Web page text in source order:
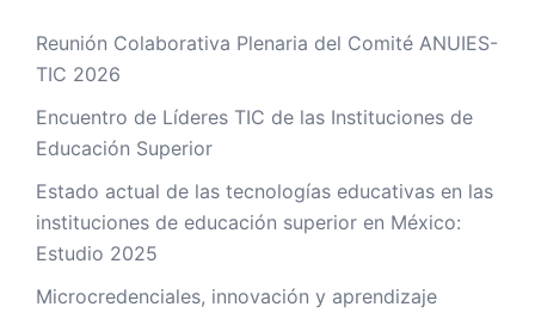
Reunión Colaborativa Plenaria del Comité ANUIES-
TIC 2026
Encuentro de Líderes TIC de las Instituciones de
Educación Superior
Estado actual de las tecnologías educativas en las
instituciones de educación superior en México:
Estudio 2025
Microcredenciales, innovación y aprendizaje